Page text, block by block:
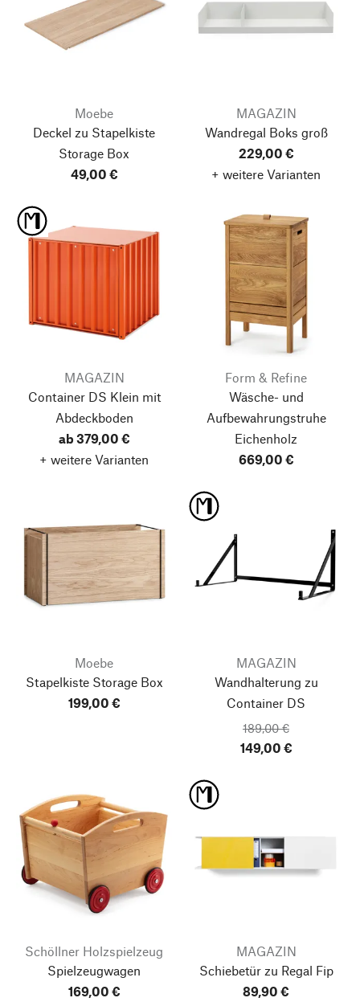
Moebe
Deckel zu Stapelkiste
Storage Box
49,00 €
MAGAZIN
Wandregal Boks groß
229,00 €
+ weitere Varianten
MAGAZIN
Container DS Klein mit
Abdeckboden
ab 379,00 €
+ weitere Varianten
Form & Refine
Wäsche- und
Aufbewahrungstruhe
Eichenholz
669,00 €
Moebe
Stapelkiste Storage Box
199,00 €
MAGAZIN
Wandhalterung zu
Container DS
189,00 €
149,00 €
Schöllner Holzspielzeug
Spielzeugwagen
169,00 €
MAGAZIN
Schiebetür zu Regal Fip
89,90 €
Nach oben